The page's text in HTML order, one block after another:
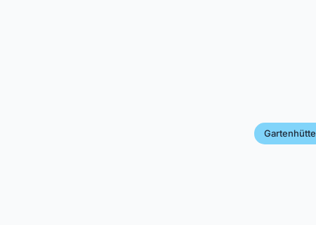
Gartenhütte